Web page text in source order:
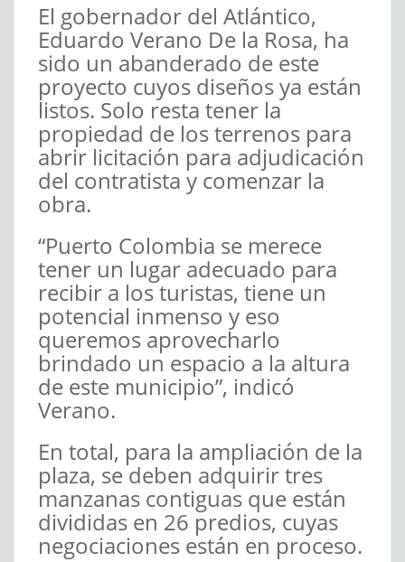
El gobernador del Atlántico,
Eduardo Verano De la Rosa, ha
sido un abanderado de este
proyecto cuyos diseños ya están
listos. Solo resta tener la
propiedad de los terrenos para
abrir licitación para adjudicación
del contratista y comenzar la
obra.
“Puerto Colombia se merece
tener un lugar adecuado para
recibir a los turistas, tiene un
potencial inmenso y eso
queremos aprovecharlo
brindado un espacio a la altura
de este municipio”, indicó
Verano.
En total, para la ampliación de la
plaza, se deben adquirir tres
manzanas contiguas que están
divididas en 26 predios, cuyas
negociaciones están en proceso.